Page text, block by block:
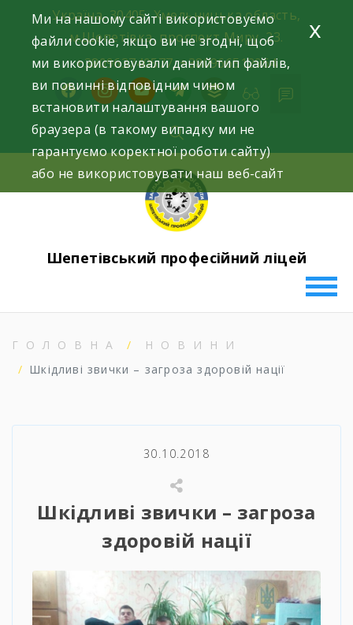
content
Україна, 30405, Хмельницька область,
м.Шепетівка, проспект Миру, 23.
+380963740577, +380966512964
facebookinstagramyoutubetelegram
buffer
Шепетівський професійний ліцей
ГОЛОВНА
НОВИНИ
Шкідливі звички – загроза здоровій нації
30.10.2018
Шкідливі звички – загроза
здоровій нації
Ми на нашому сайті використовуємо
файли cookie, якщо ви не згодні, щоб
ми використовували даний тип файлів,
ви повинні відповідним чином
встановити налаштування вашого
браузера (в такому випадку ми не
гарантуємо коректної роботи сайту)
або не використовувати наш веб-сайт
x